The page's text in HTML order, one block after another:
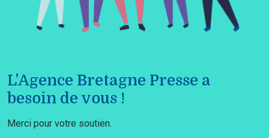
L'Agence Bretagne Presse a
besoin de vous !
Merci pour votre soutien.